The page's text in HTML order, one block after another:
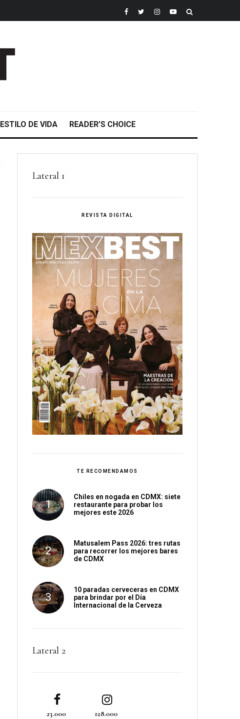
ESTILO DE VIDA READER’S CHOICE
Lateral 1
REVISTA DIGITAL
TE RECOMENDAMOS
Chiles en nogada en CDMX: siete
restaurante para probar los
mejores este 2026
Matusalem Pass 2026: tres rutas
para recorrer los mejores bares
de CDMX
10 paradas cerveceras en CDMX
para brindar por el Día
Internacional de la Cerveza
Lateral 2
23.000 128.000